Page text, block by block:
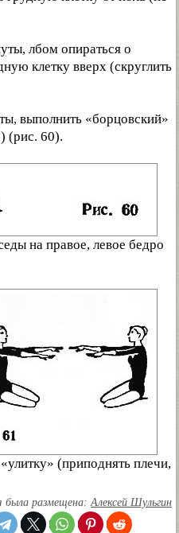
лбом опираться о
клетку вверх (скруглить
выполнить «борцовский»
(рис. 60).
на правое, левое бедро
(приподнять плечи,
была размещена:Алексей Шульгин